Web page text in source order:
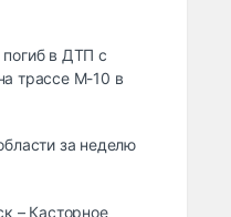
в ДТП с
трассе М-10 в
за неделю
– Касторное